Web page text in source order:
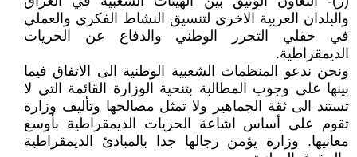
والبلدان العربية الاخرى لتنسيق النشاط الفكري والعملي
في حقلي التحرر الوطني والدفاع عن الحريات
الديمقراطية.
ونحن ندعو المنظمات الشعبية الوطنية الى الاتفاق فيما
بينها على وجوب المطالبة بتنحية الوزارة القائمة التي لا
تستند الى ثقة الجماهير ولا تمثل مصالحها وتأليف وزارة
تقوم على أساس اشاعة الحريات الديمقراطية بأوسع
معانيها. وزارة يؤمن رجالها جدا بالمبادئ الديمقراطية